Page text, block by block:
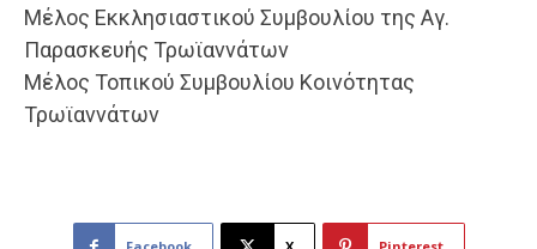
Μέλος Εκκλησιαστικού Συμβουλίου της Αγ.
Παρασκευής Τρωϊαννάτων
Μέλος Τοπικού Συμβουλίου Κοινότητας
Τρωϊαννάτων